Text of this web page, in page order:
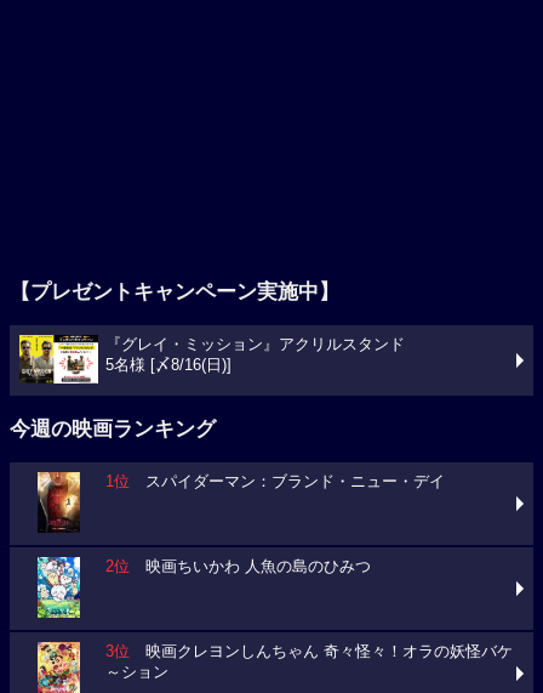
【プレゼントキャンペーン実施中】
『グレイ・ミッション』アクリルスタンド
5名様 [〆8/16(日)]
今週の映画ランキング
1位 スパイダーマン：ブランド・ニュー・デイ
2位 映画ちいかわ 人魚の島のひみつ
3位 映画クレヨンしんちゃん 奇々怪々！オラの妖怪バケ
～ション